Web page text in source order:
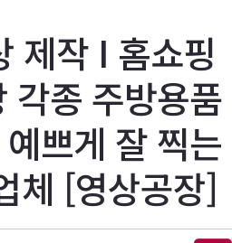
제작 I 홈쇼핑
각종 주방용품
쁘게 잘 찍는
체 [영상공장]